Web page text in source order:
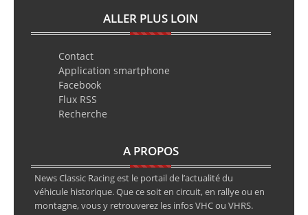
ALLER PLUS LOIN
Contact
Application smartphone
Facebook
Flux RSS
Recherche
A PROPOS
News Classic Racing est le portail de l’actualité du
véhicule historique. Que ce soit en circuit, en rallye ou en
montagne, vous y retrouverez les infos VHC ou VHRS.